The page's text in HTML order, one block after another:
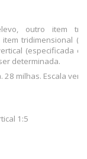
outro item
tridimensional
(especificada
determinada.
28 milhas. Escala
1:5